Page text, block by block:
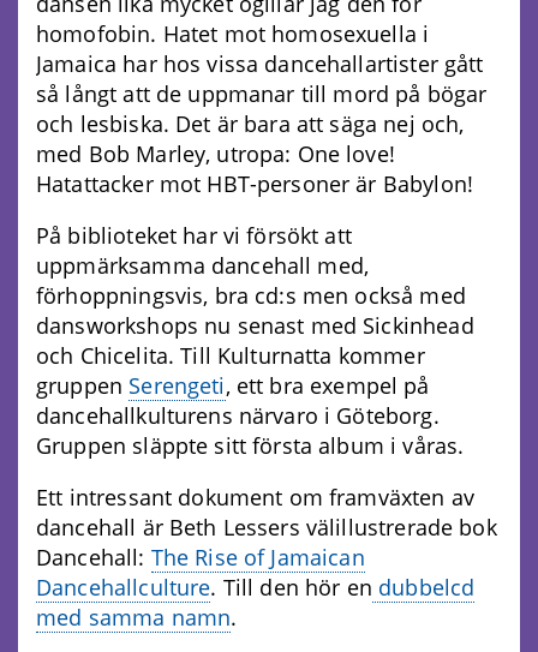
homofobin. Hatet mot homosexuella i
Jamaica har hos vissa dancehallartister gått
så långt att de uppmanar till mord på bögar
och lesbiska. Det är bara att säga nej och,
med Bob Marley, utropa: One love!
Hatattacker mot HBT-personer är Babylon!
På biblioteket har vi försökt att
uppmärksamma dancehall med,
förhoppningsvis, bra cd:s men också med
dansworkshops nu senast med Sickinhead
och Chicelita. Till Kulturnatta kommer
gruppen Serengeti, ett bra exempel på
dancehallkulturens närvaro i Göteborg.
Gruppen släppte sitt första album i våras.
Ett intressant dokument om framväxten av
dancehall är Beth Lessers välillustrerade bok
Dancehall: The Rise of Jamaican
Dancehallculture. Till den hör en dubbelcd
med samma namn.